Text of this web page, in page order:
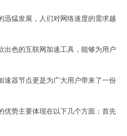
猛发展，人们对网络速度的需求越
色的互联网加速工具，能够为用户
器节点更是为广大用户带来了一份
势主要体现在以下几个方面：首先